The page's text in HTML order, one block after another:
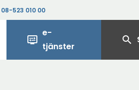
08-523 010 00
display_settings
e-
tjänster
search